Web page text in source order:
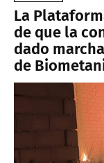
La
de que la
dado
de